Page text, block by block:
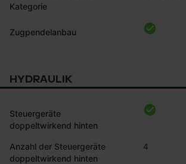
Kategorie
Zugpendelanbau
HYDRAULIK
Steuergeräte
doppeltwirkend hinten
Anzahl der Steuergeräte
doppeltwirkend hinten
4